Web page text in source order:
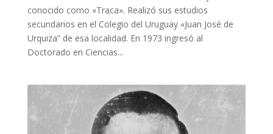
conocido como «Traca». Realizó sus estudios
secundarios en el Colegio del Uruguay «Juan José de
Urquiza” de esa localidad. En 1973 ingresó al
Doctorado en Ciencias...